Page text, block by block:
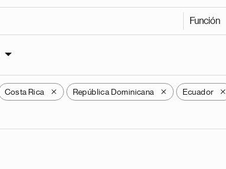
Función
Costa Rica X República Dominicana X Ecuador X